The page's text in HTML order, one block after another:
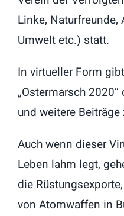
Kontakt
Linke,
Umwelt etc.) statt.
In virtueller Form
„Ostermarsch
und weitere Beiträge
Auch wenn dieser
Leben lahm legt,
die
von Atomwaffen in